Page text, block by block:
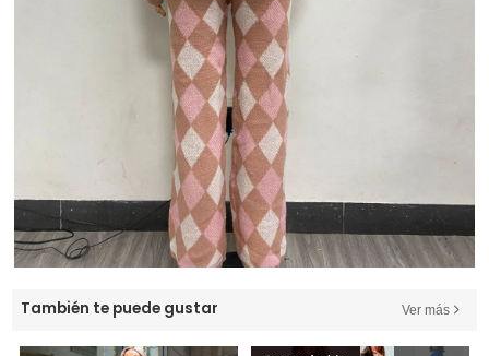
También te puede gustar Ver más